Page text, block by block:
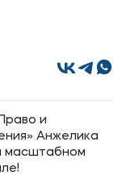
и
Анжелика
масштабном